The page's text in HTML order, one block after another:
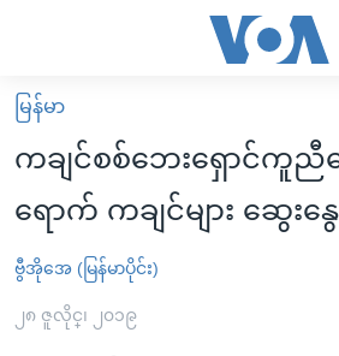
လွယ်ကူ
စေ
Link
များ
ပင်မ
မူလစာမျက်နှာ
မြန်မာ
ကမ္ဘာ့သတင်းများ
နိုင်ငံတကာ
ဗွီဒီယို
မြန်မာ
ကချင်စစ်ဘေးရှောင်ကူညီရ
ရောက် ကချင်များ ဆွေးနွေ
ဗွီအိုအေ (မြန်မာပိုင်း)
၂၈ ဇူလိုင္၊ ၂၀၁၉